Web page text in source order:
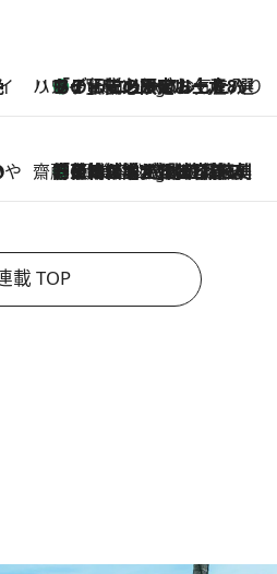
ハワイ賢者 リサのお気に入りリスト7 Hours Ago
あの伝説の限定トートも！ リニューアルした「ディーン＆デルーカ ハワイ」で必須のお土産8選
齋藤 薫 美容脳ルネサンス
7 Hours Ago
「荷物が増えるほど旅ストレスは増す」美容ジャーナリストがたどり着いた最終結論。“化粧品を劇的に減らす”感動の凝縮美容とは
載 TOP